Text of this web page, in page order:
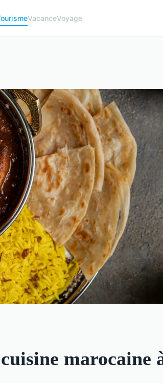
VacanceVoyage
marocaine